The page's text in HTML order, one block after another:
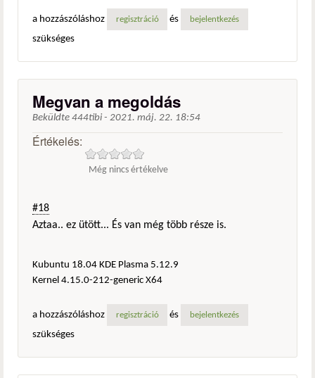
a hozzászóláshoz
regisztráció és bejelentkezés
szükséges
Megvan a megoldás
Beküldte 444tibi - 2021. máj. 22. 18:54
Értékelés:
Még nincs értékelve
#18
Aztaa.. ez ütött... És van még több része is.
Kubuntu 18.04 KDE Plasma 5.12.9
Kernel 4.15.0-212-generic X64
a hozzászóláshoz regisztráció és bejelentkezés
szükséges